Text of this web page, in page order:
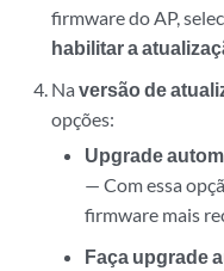
firmware do AP,
habilitar a
Naversão de
opções:
Upgrade
— Com essa
firmware mais
Faça upgrade